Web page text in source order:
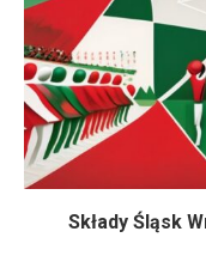
Składy Śląsk